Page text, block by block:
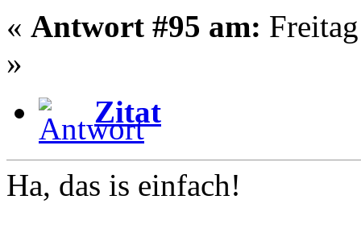
« Antwort #95 am:
»
Zitat
Ha, das is einfach!